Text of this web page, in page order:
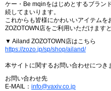
ケー・Be mqinをはじめとするブラン
続してまいります。
これからも皆様にかわいいアイテム
ZOZOTOWN店をご利用いただけます
▼ Ailand ZOZOTOWN店はこちら
https://zozo.jp/sp/shop/ailand/
本サイトに関するお問い合わせにつき
お問い合わせ先
E-MAIL： info@vaxiv.co.jp